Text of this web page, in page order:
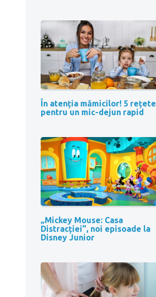
În atenția mămicilor! 5 rețete
pentru un mic-dejun rapid
„Mickey Mouse: Casa
Distracției”, noi episoade la
Disney Junior